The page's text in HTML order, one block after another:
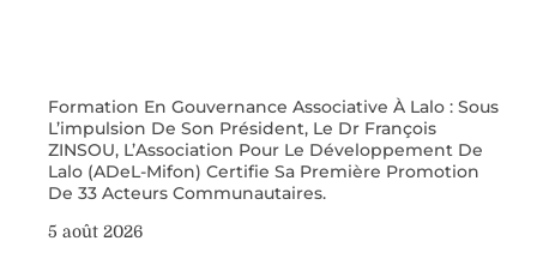
Formation En Gouvernance Associative À Lalo : Sous
L’impulsion De Son Président, Le Dr François
ZINSOU, L’Association Pour Le Développement De
Lalo (ADeL-Mifon) Certifie Sa Première Promotion
De 33 Acteurs Communautaires.
5 août 2026